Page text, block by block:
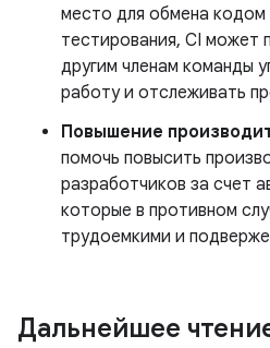
место для обмена кодом
тестирования, CI может
другим членам команды
работу и отслеживать
Повышение
помочь повысить
разработчиков за счет
которые в противном
трудоемкими и
Дальнейшее